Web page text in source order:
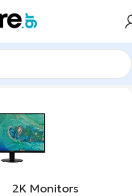
GM-6035”
2K Monitors